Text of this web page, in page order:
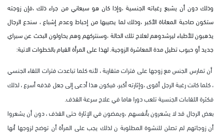
وذلك دون أن يشبع رغباته الجنسية ،وإذا كان هو سيعاني من جراء ذلك ،فإن زوجته
ستكون صاحبة المعاناة الأكبر ،وذلك لما يصيبها من إحباط وعدم إشباع ، سندع الرجال
يذهبون للأطباء ليرشدوهم لعلاج تلك الحالة ،وسنتركهم وهم يحاولون البحث عن سبراي
جديد أو حبوب تطيل مدة المعاشرة الزوجية. لهذا على المرأة القيام بالخطوات الاتية:
أن تمارس الجنس مع زوجها على فترات متقاربة ، لأنه كلما تباعدت فترات اللقاء الجنسي
، كلما كانت رغبة الرجل أقوى ،وإثارته أكبر، فيكون هذا أدعى إلى جعل قذفه أسرع ، لذلك
فكثرة اللقاءات الجنسية تلعب دورا هاما في علاج سرعة القذف.
بعض الرجال قد لا يشعرون بأنفسهم ،ويمضون في الإثارة حتى القذف ، دون أن يشعروا
أن زوجاتهم لم تصلن للنشوة المطلوبة ن لذلك يجب على المرأة أن توضح لزوجها أنها